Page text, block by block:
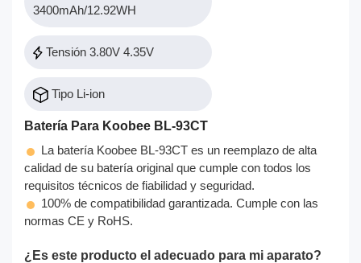
3400mAh/12.92WH
Tensión 3.80V 4.35V
Tipo Li-ion
Batería Para Koobee BL-93CT
La batería Koobee BL-93CT es un reemplazo de alta
calidad de su batería original que cumple con todos los
requisitos técnicos de fiabilidad y seguridad.
100% de compatibilidad garantizada. Cumple con las
normas CE y RoHS.
¿Es este producto el adecuado para mi aparato?